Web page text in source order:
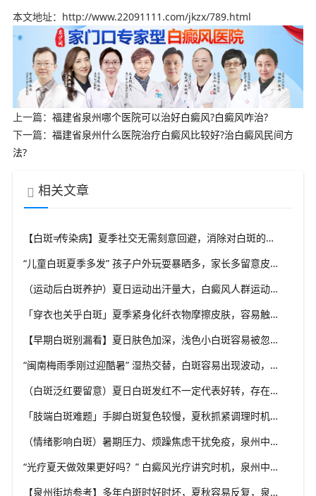
本文地址：http://www.22091111.com/jkzx/789.html
上一篇： 福建省泉州哪个医院可以治好白癜风?白癜风咋治?
下一篇： 福建省泉州什么医院治疗白癜风比较好?治白癜风民间方
法?
相关文章
【白斑≠传染病】夏季社交无需刻意回避，消除对白斑的误解，泉州中科白癜风医院科普白癜风基础常识
“儿童白斑夏季多发” 孩子户外玩耍暴晒多，家长多留意皮肤变化，泉州中科白癜风医院浅谈孩童白斑相关护理
（运动后白斑养护）夏日运动出汗量大，白癜风人群运动需兼顾防晒与干爽，泉州中科白癜风医院分享运动注意点
「穿衣也关乎白斑」夏季紧身化纤衣物摩擦皮肤，容易触发同形反应，泉州中科白癜风医院推荐白斑人群穿搭选择
【早期白斑别漏看】夏日肤色加深，浅色小白斑容易被忽略，泉州中科白癜风医院提示发现异常白斑尽早筛查
“闽南梅雨季刚过迎酷暑” 湿热交替，白斑容易出现波动，泉州中科白癜风医院讲解潮湿环境下白斑护理重点
（白斑泛红要留意）夏日白斑发红不一定代表好转，存在多种可能性，泉州中科白癜风医院教你辨别白斑异常信号
「肢端白斑难题」手脚白斑复色较慢，夏秋抓紧调理时机，泉州中科白癜风医院分享肢端白斑改善思路
（情绪影响白斑）暑期压力、烦躁焦虑干扰免疫，泉州中科白癜风医院建议白癜风患者保持心态平稳
“光疗夏天做效果更好吗？” 白癜风光疗讲究时机，泉州中科白癜风医院科普不同白斑类型治疗思路
【泉州街坊参考】多年白斑时好时坏，夏秋容易反复，泉州中科白癜风医院分析白癜风反复发作诱因